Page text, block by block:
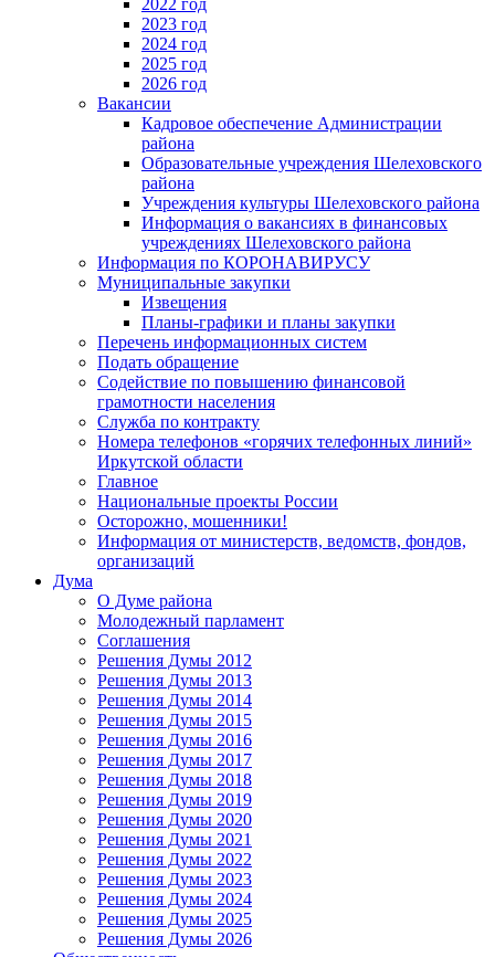
2023 год
2024 год
2025 год
2026 год
Вакансии
Кадровое обеспечение Администрации
района
Образовательные учреждения Шелеховского
района
Учреждения культуры Шелеховского района
Информация о вакансиях в финансовых
учреждениях Шелеховского района
Информация по КОРОНАВИРУСУ
Муниципальные закупки
Извещения
Планы-графики и планы закупки
Перечень информационных систем
Подать обращение
Содействие по повышению финансовой
грамотности населения
Служба по контракту
Номера телефонов «горячих телефонных линий»
Иркутской области
Главное
Национальные проекты России
Осторожно, мошенники!
Информация от министерств, ведомств, фондов,
организаций
Дума
О Думе района
Молодежный парламент
Соглашения
Решения Думы 2012
Решения Думы 2013
Решения Думы 2014
Решения Думы 2015
Решения Думы 2016
Решения Думы 2017
Решения Думы 2018
Решения Думы 2019
Решения Думы 2020
Решения Думы 2021
Решения Думы 2022
Решения Думы 2023
Решения Думы 2024
Решения Думы 2025
Решения Думы 2026